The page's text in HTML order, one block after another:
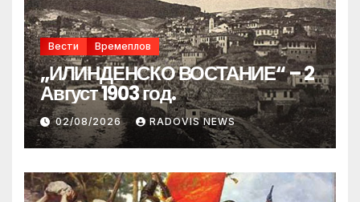
Вести Времеплов
„ИЛИНДЕНСКО ВОСТАНИЕ“ – 2
Август 1903 год.
02/08/2026 RADOVIS NEWS